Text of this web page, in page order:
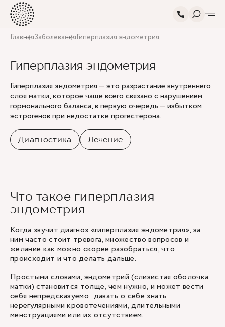
ГлавнаяЗаболеванияГиперплазия эндометрия
Гиперплазия эндометрия
Гиперплазия эндометрия — это разрастание внутреннего
слоя матки, которое чаще всего связано с нарушением
гормонального баланса, в первую очередь — избытком
эстрогенов при недостатке прогестерона.
Диагностика Лечение
Что такое гиперплазия
эндометрия
Когда звучит диагноз «гиперплазия эндометрия», за
ним часто стоит тревога, множество вопросов и
желание как можно скорее разобраться, что
происходит и что делать дальше.
Простыми словами, эндометрий (слизистая оболочка
матки) становится толще, чем нужно, и может вести
себя непредсказуемо: давать о себе знать
нерегулярными кровотечениями, длительными
менструациями или их отсутствием.